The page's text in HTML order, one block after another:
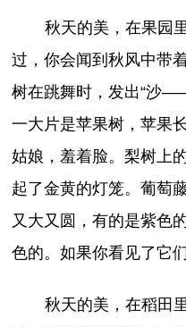
秋天的美，在果园
过，你会闻到秋风中带
树在跳舞时，发出“沙
一大片是苹果树，苹果
姑娘，羞着脸。梨树上
起了金黄的灯笼。葡萄
又大又圆，有的是紫色
色的。如果你看见了它
秋天的美，在稻田